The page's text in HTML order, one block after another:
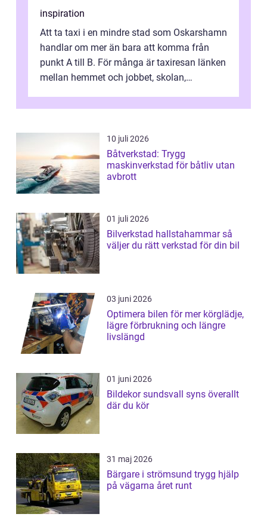
inspiration
Att ta taxi i en mindre stad som Oskarshamn
handlar om mer än bara att komma från
punkt A till B. För många är taxiresan länken
mellan hemmet och jobbet, skolan,
10 juli 2026
Båtverkstad: Trygg
maskinverkstad för båtliv utan
avbrott
01 juli 2026
Bilverkstad hallstahammar så
väljer du rätt verkstad för din bil
03 juni 2026
Optimera bilen för mer körglädje,
lägre förbrukning och längre
livslängd
01 juni 2026
Bildekor sundsvall syns överallt
där du kör
31 maj 2026
Bärgare i strömsund trygg hjälp
på vägarna året runt